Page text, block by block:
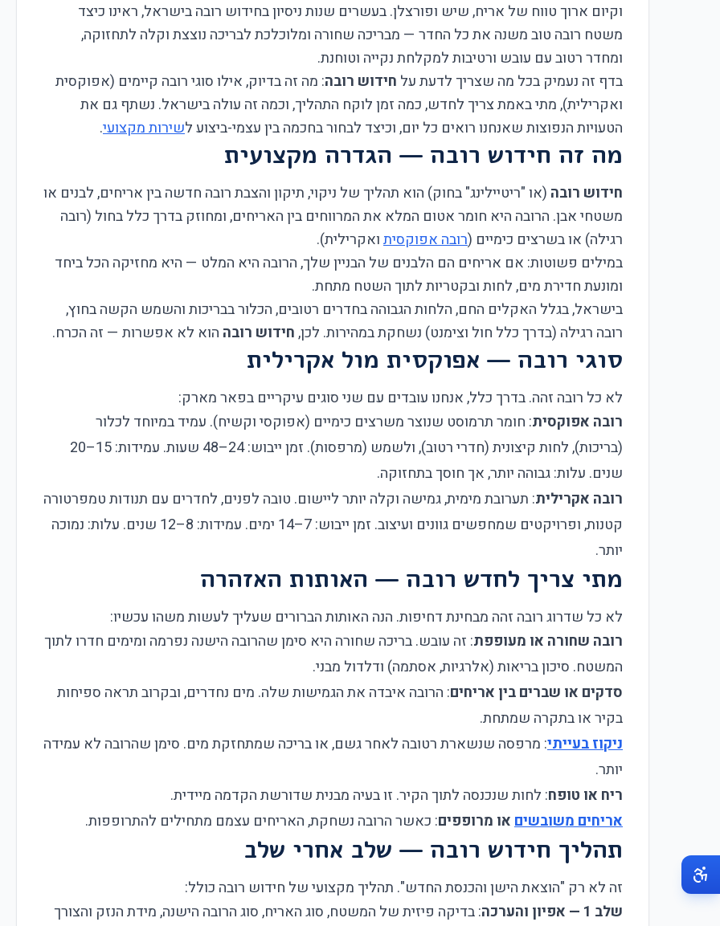
וקיום ארוך טווח של אריח, שיש ופורצלן. בעשרים שנות ניסיון בחידוש רובה בישראל, ראינו כיצד
משטח רובה טוב משנה את כל החדר — מבריכה שחורה ומלוכלכת לבריכה נוצצת וקלה לתחזוקה,
ומחדר רטוב עם עובש ורטיבות למקלחת נקייה וטוחנת.
בדף זה נעמיק בכל מה שצריך לדעת על חידוש רובה: מה זה בדיוק, אילו סוגי רובה קיימים (אפוקסית
ואקרילית), מתי באמת צריך לחדש, כמה זמן לוקח התהליך, וכמה זה עולה בישראל. נשתף גם את
הטעויות הנפוצות שאנחנו רואים כל יום, וכיצד לבחור בחכמה בין עצמי-ביצוע לשירות מקצועי.
מה זה חידוש רובה — הגדרה מקצועית
חידוש רובה (או "ריטיילינג" בחוק) הוא תהליך של ניקוי, תיקון והצבת רובה חדשה בין אריחים, לבנים או
משטחי אבן. הרובה היא חומר אטום המלא את המרווחים בין האריחים, ומחוזק בדרך כלל בחול (רובה
רגילה) או בשרצים כימיים (רובה אפוקסיתואקרילית).
במילים פשוטות: אם אריחים הם הלבנים של הבניין שלך, הרובה היא המלט — היא מחזיקה הכל ביחד
ומונעת חדירת מים, לחות ובקטריות לתוך השטח מתחת.
בישראל, בגלל האקלים החם, הלחות הגבוהה בחדרים רטובים, הכלור בבריכות והשמש הקשה בחוץ,
רובה רגילה (בדרך כלל חול וצימנט) נשחקת במהירות. לכן,חידוש רובה הוא לא אפשרות — זה הכרח.
סוגי רובה — אפוקסית מול אקרילית
לא כל רובה זהה. בדרך כלל, אנחנו עובדים עם שני סוגים עיקריים בפאר מארק:
רובה אפוקסית: חומר תרמוסט שנוצר משרצים כימיים (אפוקסי וקשיח). עמיד במיוחד לכלור
(בריכות), לחות קיצונית (חדרי רטוב), ולשמש (מרפסות). זמן ייבוש: 24–48 שעות. עמידות: 15–20
שנים. עלות: גבוהה יותר, אך חוסך בתחזוקה.
רובה אקרילית: תערובת מימית, גמישה וקלה יותר ליישום. טובה לפנים, לחדרים עם תנודות טמפרטורה
קטנות, ופרויקטים שמחפשים גוונים ועיצוב. זמן ייבוש: 7–14 ימים. עמידות: 8–12 שנים. עלות: נמוכה
יותר.
מתי צריך לחדש רובה — האותות האזהרה
לא כל שדרוג רובה זהה מבחינת דחיפות. הנה האותות הברורים שעליך לעשות משהו עכשיו:
רובה שחורה או מעופפת: זה עובש. בריכה שחורה היא סימן שהרובה הישנה נפרמה ומימים חדרו לתוך
המשטח. סיכון בריאות (אלרגיות, אסתמה) ודלדול מבני.
סדקים או שברים בין אריחים: הרובה איבדה את הגמישות שלה. מים נחדרים, ובקרוב תראה ספיחות
בקיר או בתקרה שמתחת.
ניקוז בעייתי: מרפסה שנשארת רטובה לאחר גשם, או בריכה שמתחזקת מים. סימן שהרובה לא עמידה
יותר.
ריח או טופח: לחות שנכנסה לתוך הקיר. זו בעיה מבנית שדורשת הקדמה מיידית.
אריחים משובשיםאו מרופפים: כאשר הרובה נשחקת, האריחים עצמם מתחילים להתרופפות.
תהליך חידוש רובה — שלב אחרי שלב
זה לא רק "הוצאת הישן והכנסת החדש". תהליך מקצועי של חידוש רובה כולל:
שלב 1 — אפיון והערכה
: בדיקה פיזית של המשטח, סוג האריח, סוג הרובה הישנה, מידת הנזק והצורך